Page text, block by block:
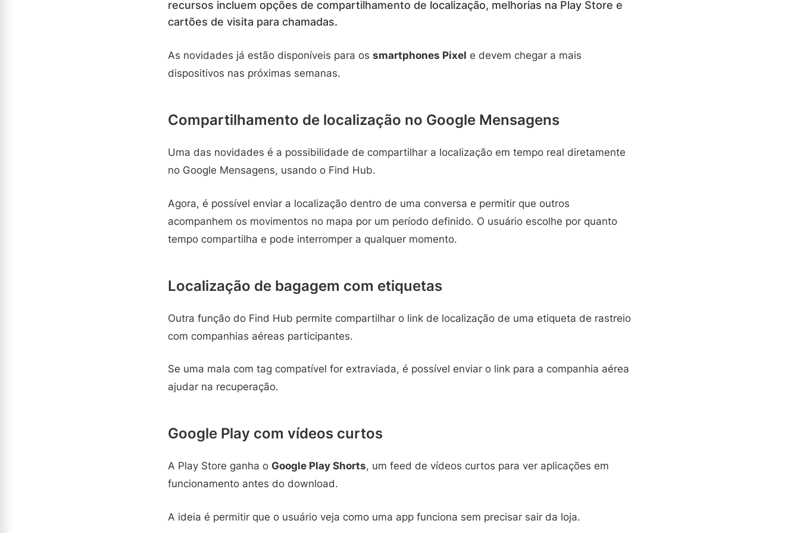
recursos incluem opções de compartilhamento de localização, melhorias na Play Store e
cartões de visita para chamadas.
As novidades já estão disponíveis para os smartphones Pixel e devem chegar a mais
dispositivos nas próximas semanas.
Compartilhamento de localização no Google Mensagens
Uma das novidades é a possibilidade de compartilhar a localização em tempo real diretamente
no Google Mensagens, usando o Find Hub.
Agora, é possível enviar a localização dentro de uma conversa e permitir que outros
acompanhem os movimentos no mapa por um período definido. O usuário escolhe por quanto
tempo compartilha e pode interromper a qualquer momento.
Localização de bagagem com etiquetas
Outra função do Find Hub permite compartilhar o link de localização de uma etiqueta de rastreio
com companhias aéreas participantes.
Se uma mala com tag compatível for extraviada, é possível enviar o link para a companhia aérea
ajudar na recuperação.
Google Play com vídeos curtos
A Play Store ganha o Google Play Shorts, um feed de vídeos curtos para ver aplicações em
funcionamento antes do download.
A ideia é permitir que o usuário veja como uma app funciona sem precisar sair da loja.